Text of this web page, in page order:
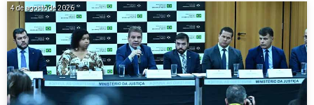
4 de agosto de 2026